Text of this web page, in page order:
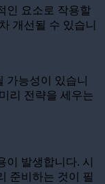
인 요소로 작용할
개선될 수 있습니
가능성이 있습니
리 전략을 세우는
이 발생합니다. 시
준비하는 것이 필